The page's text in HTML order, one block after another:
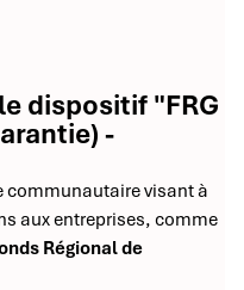
dispositif "FRG
-
visant à
aux entreprises, comme
Régional de